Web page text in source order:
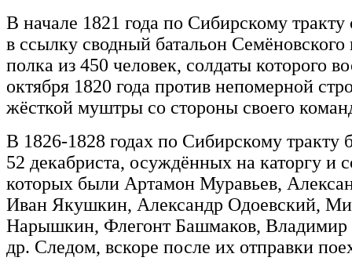
В начале 1821 года по Сибирскому
в ссылку сводный батальон Семёновского
полка из 450 человек, солдаты которого
октября 1820 года против непомерной
жёсткой муштры со стороны своего
В 1826-1828 годах по Сибирскому тракту
52 декабриста, осуждённых на каторгу и
которых были Артамон Муравьев,
Иван Якушкин, Александр Одоевский,
Нарышкин, Флегонт Башмаков,
др. Следом, вскоре после их отправки